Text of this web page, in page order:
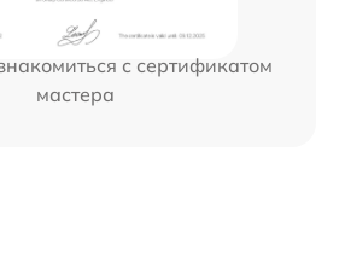
с сертификатом
мастера